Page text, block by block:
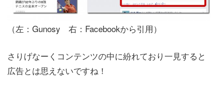
（左：Gunosy 右：Facebookから引用）
さりげなーくコンテンツの中に紛れており一見すると
広告とは思えないですね！